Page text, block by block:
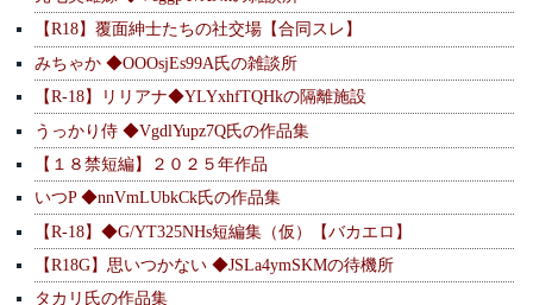
【R18】覆面紳士たちの社交場【合同スレ】
みちゃか ◆OOOsjEs99A氏の雑談所
【R-18】リリアナ◆YLYxhfTQHkの隔離施設
うっかり侍 ◆VgdlYupz7Q氏の作品集
【１８禁短編】２０２５年作品
いつP ◆nnVmLUbkCk氏の作品集
【R-18】◆G/YT325NHs短編集（仮）【バカエロ】
【R18G】思いつかない ◆JSLa4ymSKMの待機所
タカリ氏の作品集